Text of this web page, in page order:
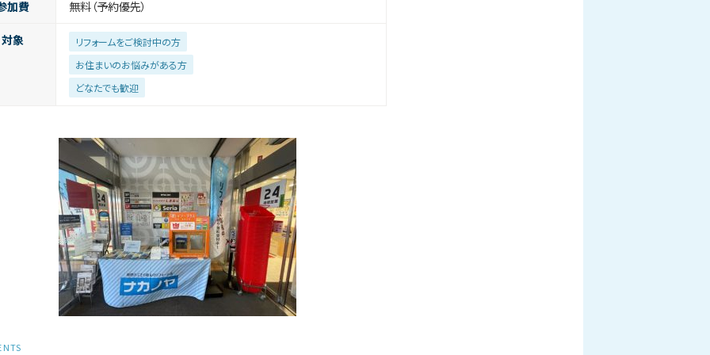
加費 無料（予約優先）
対象
リフォームをご検討中の方
お住まいのお悩みがある方
どなたでも歓迎